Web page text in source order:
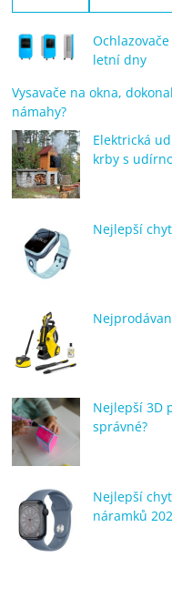
letní dny
Vysavače na okna,
námahy?
Elektrická
krby s
Nejlepší
Nejlepší 3D
správné?
Nejlepší
náramků